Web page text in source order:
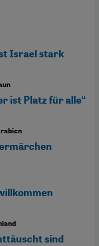
Israel stark
ist Platz für alle“
sind